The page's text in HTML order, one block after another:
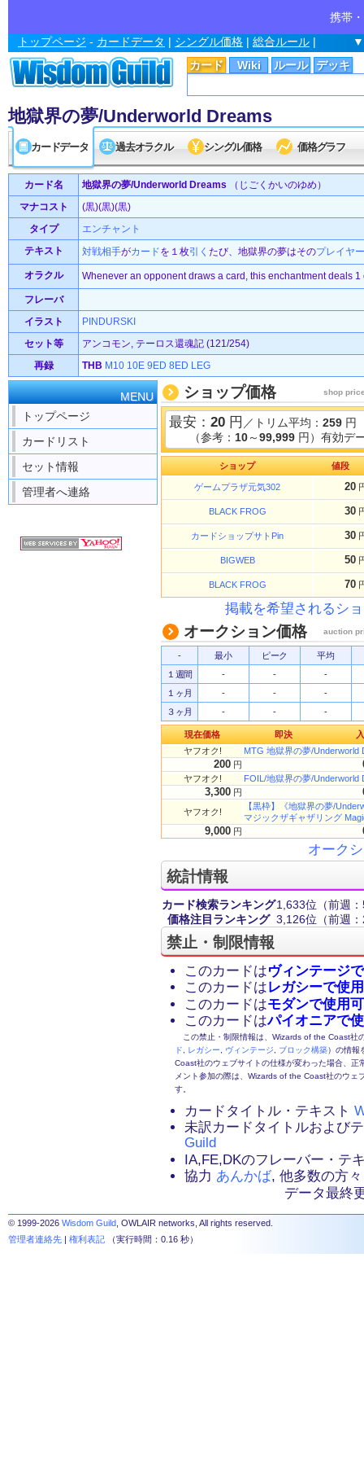
携帯
カード Wiki ルール デッキ
トップページ - カードデータ | シングル価格 | 総合ルール |
地獄界の夢/Underworld Dreams
カードデータ 過去オラクル シングル価格 価格グラフ
カード名 地獄界の夢/Underworld Dreams （じごくかいのゆめ）
マナコスト
(黒)(黒)(黒)
タイプ
エンチャント
テキスト
対戦相手がカードを１枚引く たび、地獄界の夢はそのプレイヤー
オラクル Whenever an opponent draws a card, this enchantment deals 1
フレーバ
イラスト
PINDURSKI
セット等
アンコモン, テーロス還魂記 (121/254)
再録
THB M10 10E 9ED 8ED LEG
MENU
トップページ
カードリスト
セット情報
管理者へ連絡
ショップ価格 shop
最安： 20 円 ／トリム平均： 259 円
（参考： 10～99,999 円）有効デ
ショップ 値段
ゲームプラザ元気302 20
BLACK FROG 30
カードショップサトPin 30
BIGWEB 50
BLACK FROG 70
掲載を希望されるシ
オークション価格 auction
- 最小 ピーク
平均
１週間
- -
-
１ヶ月
- -
-
３ヶ月
- - -
現在価格 即決
ヤフオク!
MTG 地獄界の夢/Underworld
200 円
ヤフオク! FOIL/地獄界の夢/Underworld
3,300 円
ヤフオク!
【黒枠】《地獄界の夢/
マジックザギャザリング
9,000 円
オーク
統計情報
カード検索ランキング1,633位 （前週
価格注目ランキング 3,126位 （前週
禁止・制限情報
このカードはヴィンテージ
このカードはレガシーで使
このカードはモダンで使用
このカードはパイオニアで
この禁止・制限情報は、Wizards of the Coast社
ド
レガシー ヴィンテージ ブロック構築）の情報
Coast社のウェブサイトの仕様が変わった場合、
メント参加の際は、Wizards of the Coast社のウェ
す。
カードタイトル・テキスト
未訳カードタイトルおよび
Guild
IA,FE,DKのフレーバー・テ
協力 あんかば, 他多数の方々
データ最終
© 1999-2026 Wisdom Guild , OWLAIR networks, All rights reserved.
管理者連絡先 | 権利表記 （実行時間：0.16 秒）